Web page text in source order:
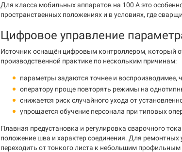
Для класса мобильных аппаратов на 100 А это
пространственных положениях и в условиях, где
Цифровое управление
Источник оснащён цифровым контроллером, который
производственной практике по нескольким причинам:
параметры задаются точнее и воспроизводимее,
оператору проще повторять режимы на
снижается риск случайного ухода от
упрощается обучение персонала при типовых
Плавная предустановка и регулировка сварочного
положение шва и характер соединения. Для ремонтных
переходить от тонкого листа к небольшим